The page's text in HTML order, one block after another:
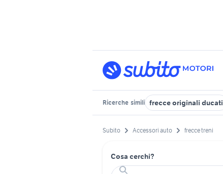
Ricerche simili frecce originali ducati
Subito Accessori auto frecce treni
Cosa cerchi?